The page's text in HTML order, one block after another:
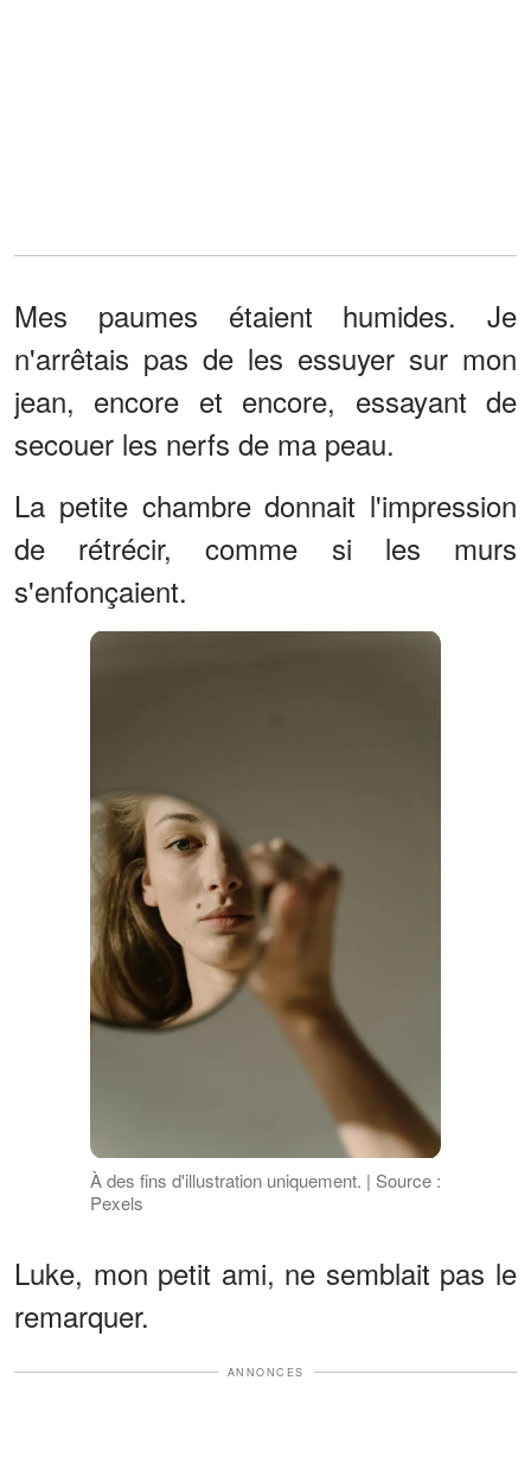
Mes paumes étaient humides. Je
n'arrêtais pas de les essuyer sur mon
jean, encore et encore, essayant de
secouer les nerfs de ma peau.
La petite chambre donnait l'impression
de rétrécir, comme si les murs
s'enfonçaient.
À des fins d'illustration uniquement. | Source :
Pexels
Luke, mon petit ami, ne semblait pas le
remarquer.
ANNONCES